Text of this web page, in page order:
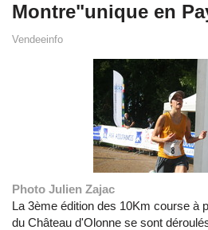
Montre"unique en
Vendeeinfo
Photo Julien Zajac
La 3ème édition des 10Km course à
du Château d'Olonne se sont